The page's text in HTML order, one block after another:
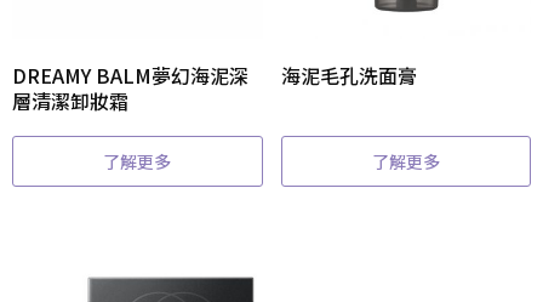
DREAMY BALM夢幻海泥深
層清潔卸妝霜
了解更多
海泥毛孔洗面膏
了解更多